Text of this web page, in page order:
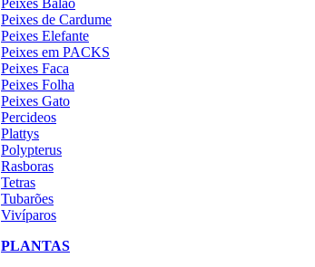
Peixes de Cardume
Peixes Elefante
Peixes em PACKS
Peixes Faca
Peixes Folha
Peixes Gato
Percideos
Plattys
Polypterus
Rasboras
Tetras
Tubarões
Vivíparos
PLANTAS